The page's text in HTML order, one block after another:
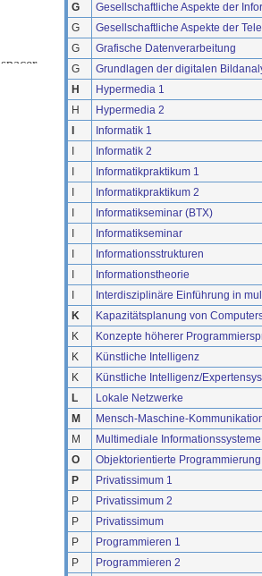
G
Gesellschaftliche Aspekte der
G
Gesellschaftliche Aspekte der
G
Grafische Datenverarbeitung
G
Grundlagen der digitalen
H
Hypermedia 1
H
Hypermedia 2
Informatik 1
Informatik 2
Informatikpraktikum 1
Informatikpraktikum 2
Informatikseminar (BTX)
Informatikseminar
Informationsstrukturen
Informationstheorie
Interdisziplinäre Einführung in
K
Kapazitätsplanung von
K
Konzepte höherer
K
Künstliche Intelligenz
K
Künstliche Intelligenz/
L
Lokale Netzwerke
M
Mensch-Maschine-
M
Multimediale Informationssysteme
O
Objektorientierte Programmierung
P
Privatissimum 1
P
Privatissimum 2
P
Privatissimum
P
Programmieren 1
P
Programmieren 2